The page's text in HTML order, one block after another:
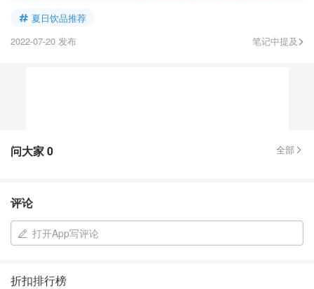
夏日饮品推荐
2022-07-20 发布
笔记中提及
问大家0 全部
评论
打开App写评论
折扣排行榜